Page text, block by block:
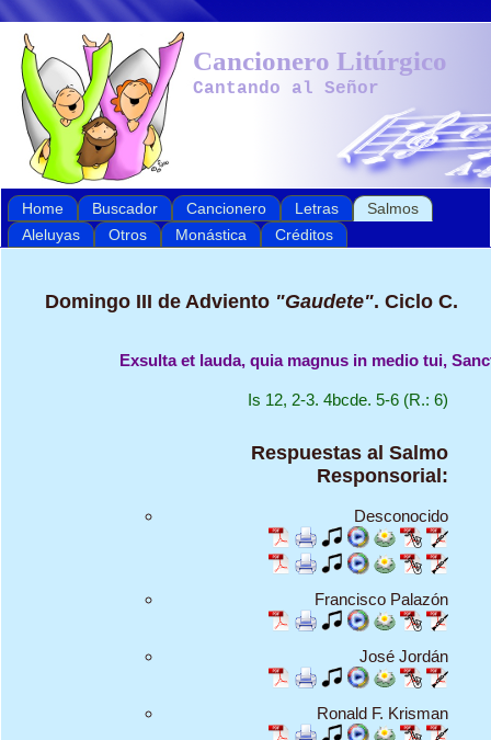
Cancionero Litúrgico
Cantando al Señor
Home Buscador Cancionero Letras
Salmos
Aleluyas
Otros Monástica Créditos
Domingo III de Adviento "Gaudete". Ciclo C.
Exsulta et lauda, quia magnus in medio tui,
Is 12, 2-3. 4bcde. 5-6 (R.: 6)
Respuestas al Salmo
Responsorial:
Desconocido
Francisco Palazón
José Jordán
Ronald F. Krisman